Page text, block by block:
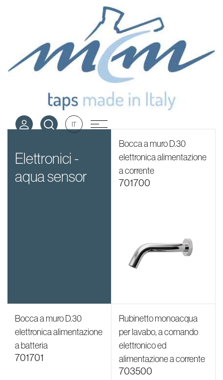
IT
Acciaio spazzolato
Acciaio spazzolato
elettronici -
aqua sensor
Bocca a muro D.30
elettronica alimentazione
a corrente
701700
Bocca a muro D.30
elettronica alimentazione
a batteria
701701
Rubinetto monoacqua
per lavabo, a comando
elettronico ed
alimentazione a corrente
703500